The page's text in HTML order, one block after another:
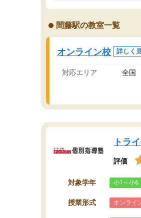
オンラインツールを使用
り宿題もそちらで出され
2ヶ月で担当講師の方が
講師変更の申し出があり
更だった為、塾に通う事
遅れも取り戻せ、授業内
間藤駅の教室一覧
オンライン校 詳しく
対応エリア 全国
トラ
評価
対象学年 小1～小6
授業形式 オンライ